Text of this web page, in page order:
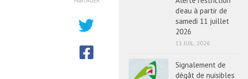
d’eau à partir de
samedi 11 juillet
2026
11 JUIL, 2026
Signalement de
dégât de nuisibles